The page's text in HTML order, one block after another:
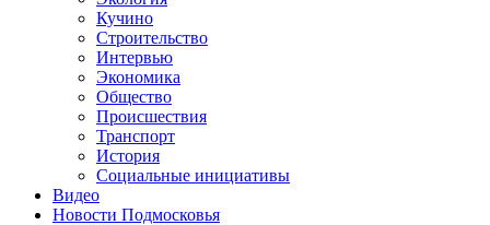
Кучино
Строительство
Интервью
Экономика
Общество
Происшествия
Транспорт
История
Социальные инициативы
Видео
Новости Подмосковья